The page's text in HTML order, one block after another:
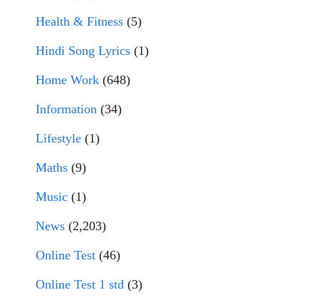
Health & Fitness (5)
Hindi Song Lyrics (1)
Home Work (648)
Information (34)
Lifestyle (1)
Maths (9)
Music (1)
News (2,203)
Online Test (46)
Online Test 1 std (3)